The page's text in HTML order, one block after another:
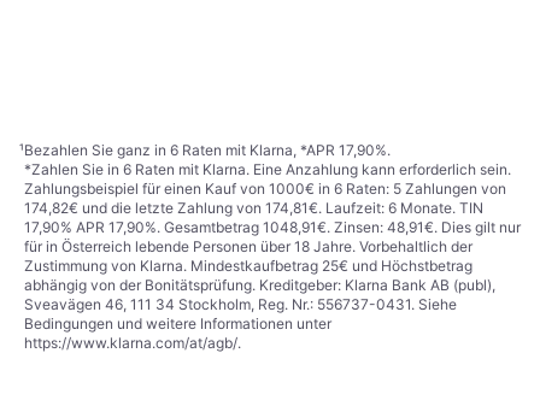
¹Bezahlen Sie ganz in 6 Raten mit Klarna, *APR 17,90%.
*Zahlen Sie in 6 Raten mit Klarna. Eine Anzahlung kann erforderlich sein.
Zahlungsbeispiel für einen Kauf von 1000€ in 6 Raten: 5 Zahlungen von
174,82€ und die letzte Zahlung von 174,81€. Laufzeit: 6 Monate. TIN
17,90% APR 17,90%. Gesamtbetrag 1048,91€. Zinsen: 48,91€. Dies gilt nur
für in Österreich lebende Personen über 18 Jahre. Vorbehaltlich der
Zustimmung von Klarna. Mindestkaufbetrag 25€ und Höchstbetrag
abhängig von der Bonitätsprüfung. Kreditgeber: Klarna Bank AB (publ),
Sveavägen 46, 111 34 Stockholm, Reg. Nr.: 556737-0431. Siehe
Bedingungen und weitere Informationen unter
https://www.klarna.com/at/agb/.